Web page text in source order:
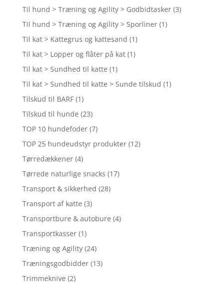
Til hund > Træning og Agility > Godbidtasker (3)
Til hund > Træning og Agility > Sporliner (1)
Til kat > Kattegrus og kattesand (1)
Til kat > Lopper og flåter på kat (1)
Til kat > Sundhed til katte (1)
Til kat > Sundhed til katte > Sunde tilskud (1)
Tilskud til BARF (1)
Tilskud til hunde (23)
TOP 10 hundefoder (7)
TOP 25 hundeudstyr produkter (12)
Tørredækkener (4)
Tørrede naturlige snacks (17)
Transport & sikkerhed (28)
Transport af katte (3)
Transportbure & autobure (4)
Transportkasser (1)
Træning og Agility (24)
Træningsgodbidder (13)
Trimmeknive (2)